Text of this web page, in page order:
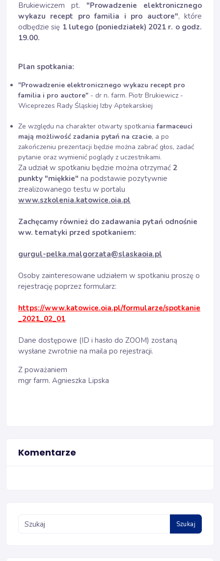
Brukiewiczem pt. "Prowadzenie elektronicznego
wykazu recept pro familia i pro auctore", które
odbędzie się 1 lutego (poniedziałek) 2021 r. o godz.
19.00.
Plan spotkania:
"Prowadzenie elektronicznego wykazu recept pro
familia i pro auctore" - dr n. farm. Piotr Brukiewicz -
Wiceprezes Rady Śląskiej Izby Aptekarskiej
Ze względu na charakter otwarty spotkaniafarmaceuci
mają możliwość zadania pytań na czacie, a po
zakończeniu prezentacji będzie można zabrać głos, zadać
pytanie oraz wymienić poglądy z uczestnikami.
Za udział w spotkaniu będzie można otrzymać 2
punkty "miękkie" na podstawie pozytywnie
zrealizowanego testu w portalu
www.szkolenia.katowice.oia.pl
Zachęcamy również do zadawania pytań odnośnie
ww. tematyki przed spotkaniem:
gurgul-pelka.malgorzata@slaskaoia.pl
Osoby zainteresowane udziałem w spotkaniu proszę o
rejestrację poprzez formularz:
https://www.katowice.oia.pl/formularze/spotkanie
_2021_02_01
Dane dostępowe (ID i hasło do ZOOM) zostaną
wysłane zwrotnie na maila po rejestracji.
Z poważaniem
mgr farm. Agnieszka Lipska
Komentarze
Szukaj